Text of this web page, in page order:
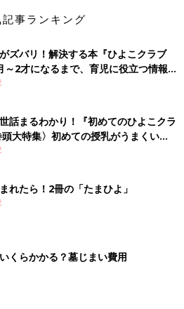
事ランキング
ズバリ！解決する本『ひよこクラブ
2才になるまで、育児に役立つ情報が
話まるわかり！『初めてのひよこクラ
大特集〉初めての授乳がうまくい
ミルクの基本と夏のトラブル 解決テ
れたら！2冊の「たまひよ」
くらかかる？墓じまい費用